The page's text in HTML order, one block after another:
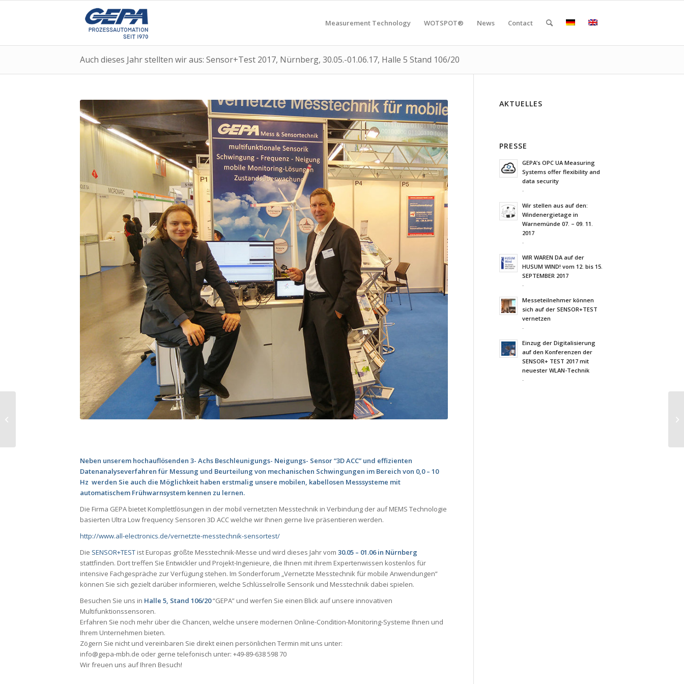
Measurement Technology WOTSPOT® News Contact
Auch dieses Jahr stellten wir aus: Sensor+Test 2017, Nürnberg, 30.05.-01.06.17, Halle 5 Stand 106/20
Neben unserem hochauflösenden 3- Achs Beschleunigungs- Neigungs- Sensor “3D ACC” und effizienten
Datenanalyseverfahren für Messung und Beurteilung von mechanischen Schwingungen im Bereich von 0,0 – 10
Hz werden Sie auch die Möglichkeit haben erstmalig unsere mobilen, kabellosen Messsysteme mit
automatischem Frühwarnsystem kennen zu lernen.
Die Firma GEPA bietet Komplettlösungen in der mobil vernetzten Messtechnik in Verbindung der auf MEMS Technologie
basierten Ultra Low frequency Sensoren 3D ACC welche wir Ihnen gerne live präsentieren werden.
http://www.all-electronics.de/vernetzte-messtechnik-sensortest/
Die SENSOR+TEST ist Europas größte Messtechnik-Messe und wird dieses Jahr vom 30.05 – 01.06 in Nürnberg
stattfinden. Dort treffen Sie Entwickler und Projekt-Ingenieure, die Ihnen mit ihrem Expertenwissen kostenlos für
intensive Fachgespräche zur Verfügung stehen. Im Sonderforum „Vernetzte Messtechnik für mobile Anwendungen“
können Sie sich gezielt darüber informieren, welche Schlüsselrolle Sensorik und Messtechnik dabei spielen.
Besuchen Sie uns in Halle 5, Stand 106/20“GEPA” und werfen Sie einen Blick auf unsere innovativen
Multifunktionssensoren.
Erfahren Sie noch mehr über die Chancen, welche unsere modernen Online-Condition-Monitoring-Systeme Ihnen und
Ihrem Unternehmen bieten.
Zögern Sie nicht und vereinbaren Sie direkt einen persönlichen Termin mit uns unter:
info@gepa-mbh.de oder gerne telefonisch unter: +49-89-638 598 70
Wir freuen uns auf Ihren Besuch!
AKTUELLES
PRESSE
GEPA’s OPC UA Measuring
Systems offer flexibility and
data security
-
Wir stellen aus auf den:
Windenergietage in
Warnemünde 07. – 09. 11.
2017
-
WIR WAREN DA auf der
HUSUM WIND! vom 12. bis 15.
SEPTEMBER 2017
-
Messeteilnehmer können
sich auf der SENSOR+TEST
vernetzen
-
Einzug der Digitalisierung
auf den Konferenzen der
SENSOR+ TEST 2017 mit
neuester WLAN-Technik
-
Next generation in IoT